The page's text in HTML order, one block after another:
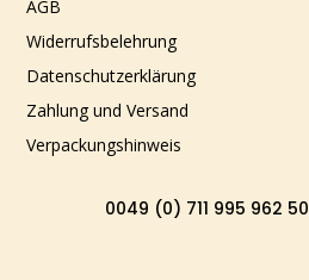
AGB
Widerrufsbelehrung
Datenschutzerklärung
Zahlung und Versand
Verpackungshinweis
0049 (0) 711 995 962 50